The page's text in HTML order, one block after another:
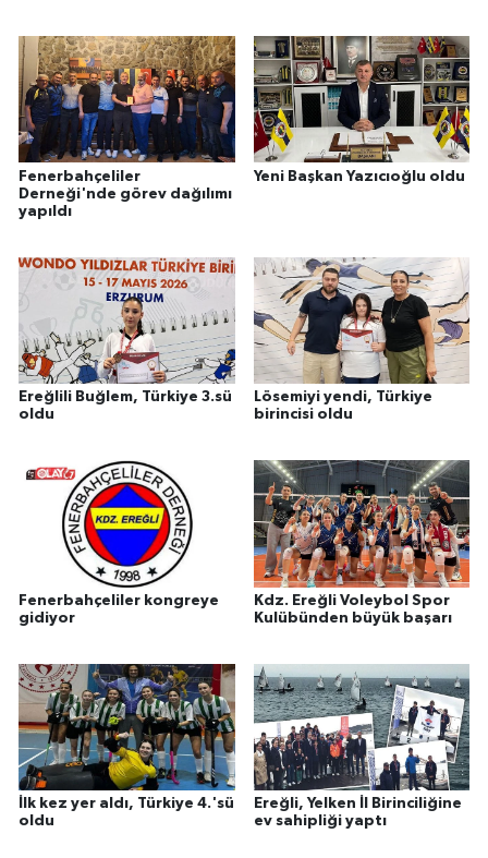
Fenerbahçeliler
Derneği'nde görev dağılımı
yapıldı
Yeni Başkan Yazıcıoğlu oldu
Ereğlili Buğlem, Türkiye 3.sü
oldu
Lösemiyi yendi, Türkiye
birincisi oldu
Fenerbahçeliler kongreye
gidiyor
Kdz. Ereğli Voleybol Spor
Kulübünden büyük başarı
İlk kez yer aldı, Türkiye 4.'sü
oldu
Ereğli, Yelken İl Birinciliğine
ev sahipliği yaptı